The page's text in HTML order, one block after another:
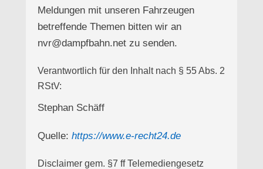
Meldungen mit unseren Fahrzeugen
betreffende Themen bitten wir an
nvr@dampfbahn.net zu senden.
Verantwortlich für den Inhalt nach § 55 Abs. 2
RStV:
Stephan Schäff
Quelle: https://www.e-recht24.de
Disclaimer gem. §7 ff Telemediengesetz